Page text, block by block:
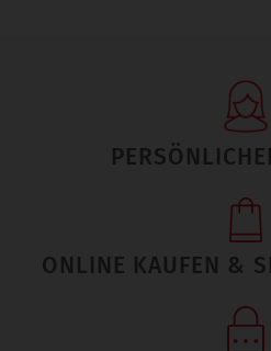
ONLINE KAUFEN &